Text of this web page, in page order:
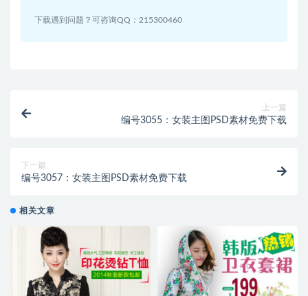
下载遇到问题？可咨询QQ：215300460
上一篇
编号3055：女装主图PSD素材免费下载
下一篇
编号3057：女装主图PSD素材免费下载
相关文章